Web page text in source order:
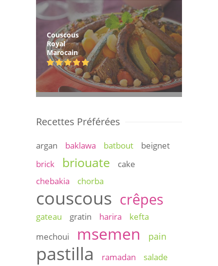
Couscous
Royal
Marocain
Recettes Préférées
argan baklawa batbout
beignet
brick
briouate
cake
chebakia
chorba
couscous crêpes
gateau gratin harira
kefta
mechoui
msemen pain
pastilla ramadan
salade